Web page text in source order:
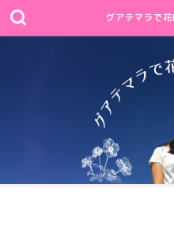
グアテマラで